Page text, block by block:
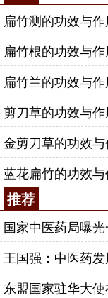
扁竹测的功效与作
扁竹根的功效与作
扁竹兰的功效与作
剪刀草的功效与作
金剪刀草的功效与
蓝花扁竹的功效与
推荐
国家中医药局曝
王国强：中医药
东盟国家驻华大